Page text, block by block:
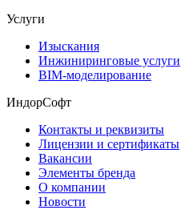
Услуги
Изыскания
Инжиниринговые услуги
BIM-моделирование
ИндорСофт
Контакты и реквизиты
Лицензии и сертификаты
Вакансии
Элементы бренда
О компании
Новости